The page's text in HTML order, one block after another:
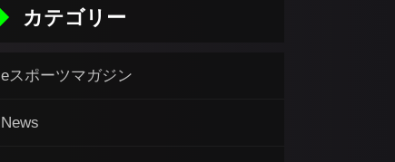
カテゴリー
eスポーツマガジン
News